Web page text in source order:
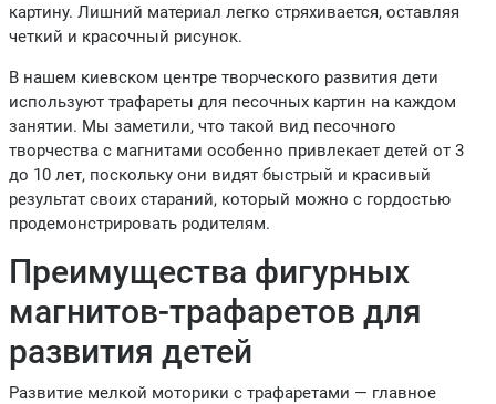
картину. Лишний материал легко стряхивается, оставляя
четкий и красочный рисунок.
В нашем киевском центре творческого развития дети
используют трафареты для песочных картин на каждом
занятии. Мы заметили, что такой вид песочного
творчества с магнитами особенно привлекает детей от 3
до 10 лет, поскольку они видят быстрый и красивый
результат своих стараний, который можно с гордостью
продемонстрировать родителям.
Преимущества фигурных
магнитов-трафаретов для
развития детей
Развитие мелкой моторики с трафаретами — главное